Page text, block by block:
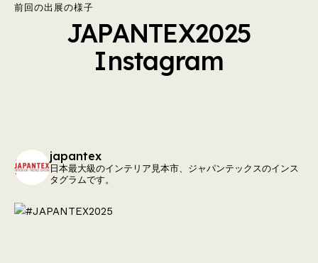
前回の出展の様子
JAPANTEX2025
Instagram
japantex
日本最大級のインテリア見本市、ジャパンテックスのインス
タグラムです。